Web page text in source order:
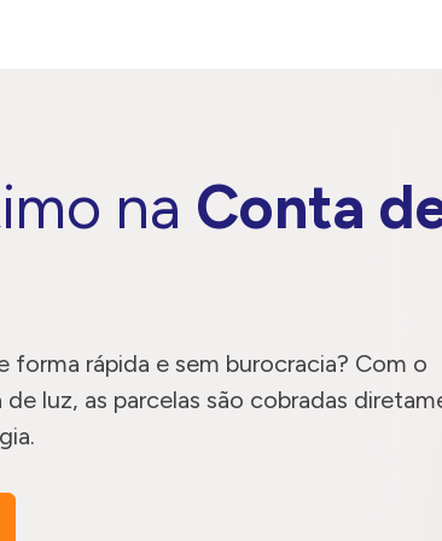
na Conta
forma rápida e sem burocracia? Com o
luz, as parcelas são cobradas